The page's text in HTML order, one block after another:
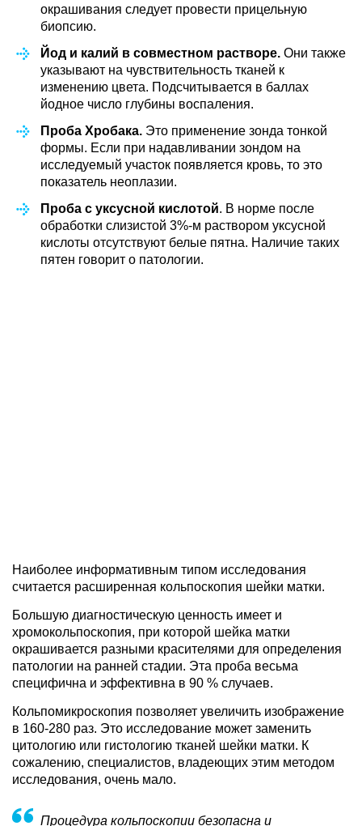
окрашивания следует провести прицельную
биопсию.
Йод и калий в совместном растворе. Они также
указывают на чувствительность тканей к
изменению цвета. Подсчитывается в баллах
йодное число глубины воспаления.
Проба Хробака. Это применение зонда тонкой
формы. Если при надавливании зондом на
исследуемый участок появляется кровь, то это
показатель неоплазии.
Проба с уксусной кислотой. В норме после
обработки слизистой 3%-м раствором уксусной
кислоты отсутствуют белые пятна. Наличие таких
пятен говорит о патологии.
Наиболее информативным типом исследования
считается расширенная кольпоскопия шейки матки.
Большую диагностическую ценность имеет и
хромокольпоскопия, при которой шейка матки
окрашивается разными красителями для определения
патологии на ранней стадии. Эта проба весьма
специфична и эффективна в 90 % случаев.
Кольпомикроскопия позволяет увеличить изображение
в 160-280 раз. Это исследование может заменить
цитологию или гистологию тканей шейки матки. К
сожалению, специалистов, владеющих этим методом
исследования, очень мало.
Процедура кольпоскопии безопасна и